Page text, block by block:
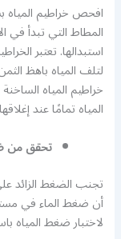
افحص خراطيم المياه
المطاط التي تبدأ في
استبدالها. تعتبر
لتلف المياه باهظ
خراطيم المياه
المياه تمامًا عند
تحقق من
تجنب الضغط الزائد
أن ضغط الماء في
لاختبار ضغط المياه